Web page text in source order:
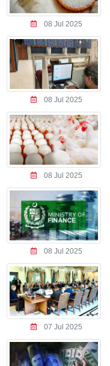
08 Jul 2025
08 Jul 2025
08 Jul 2025
08 Jul 2025
07 Jul 2025